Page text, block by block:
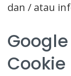
dan / atau
Cookie